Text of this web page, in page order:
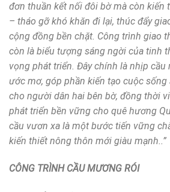
đơn thuần kết nối đôi bờ mà còn kiến
– tháo gỡ khó khăn đi lại, thúc đẩy
cộng đồng bền chặt. Công trình giao
còn là biểu tượng sáng ngời của tinh
vọng phát triển. Đây chính là nhịp
ước mơ, góp phần kiến tạo cuộc sống
cho người dân hai bên bờ, đồng thời
phát triển bền vững cho quê hương
cầu vươn xa là một bước tiến vững
kiến thiết nông thôn mới giàu mạnh..”
CÔNG TRÌNH CẦU MƯƠNG RÓI